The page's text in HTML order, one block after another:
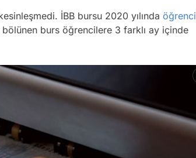
İBB bursu 2020 yılında öğrenci
bölünen burs öğrencilere 3 farklı ay içinde